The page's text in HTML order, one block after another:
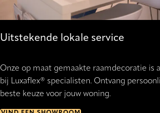
Uitstekende lokale service
Onze op maat gemaakte raamdecoratie is
bij Luxaflex® specialisten. Ontvang
beste keuze voor jouw woning.